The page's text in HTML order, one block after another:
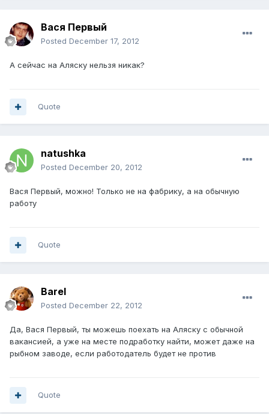
Вася Первый
Posted December 17, 2012
А сейчас на Аляску нельзя никак?
Quote
natushka
Posted December 20, 2012
Вася Первый, можно! Только не на фабрику, а на обычную
работу
Quote
Barel
Posted December 22, 2012
Да, Вася Первый, ты можешь поехать на Аляску с обычной
вакансией, а уже на месте подработку найти, может даже на
рыбном заводе, если работодатель будет не против
Quote